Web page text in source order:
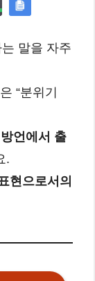
말을 자주
“분위기
방언에서 출
.
현으로서의